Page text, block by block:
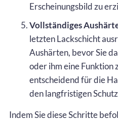
Erscheinungsbild zu
Vollständiges
letzten Lackschicht
Aushärten, bevor Sie
oder ihm eine Funktion
entscheidend für die
den langfristigen
Indem Sie diese Schritte